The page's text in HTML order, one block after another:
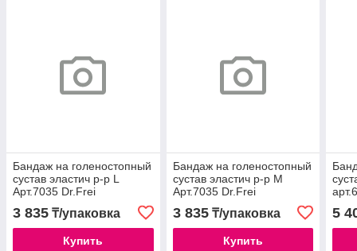
Бандаж на голеностопный
сустав эластич р-р L
Арт.7035 Dr.Frei
3 835 ₸/упаковка
Купить
Бандаж на голеностопный
сустав эластич р-р M
Арт.7035 Dr.Frei
3 835₸/упаковка
Купить
5